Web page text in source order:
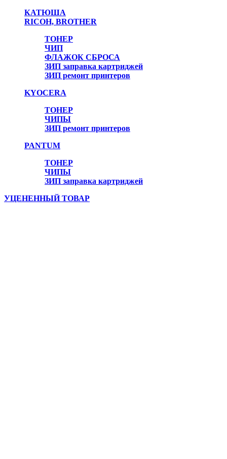
КАТЮША
RICOH, BROTHER
ТОНЕР
ЧИП
ФЛАЖОК СБРОСА
ЗИП заправка картриджей
ЗИП ремонт принтеров
KYOCERA
ТОНЕР
ЧИПЫ
ЗИП ремонт принтеров
PANTUM
ТОНЕР
ЧИПЫ
ЗИП заправка картриджей
УЦЕНЕННЫЙ ТОВАР